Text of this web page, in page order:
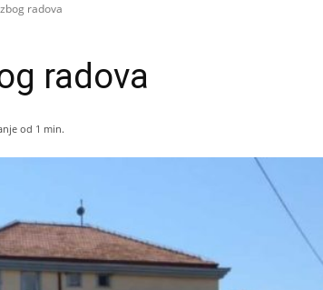
radova
radova
od 1 min.